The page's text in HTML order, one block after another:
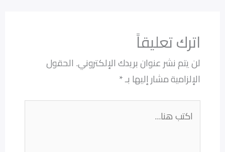
اترك تعليقاً
لن يتم نشر عنوان بريدك الإلكتروني. الحقول
الإلزامية مشار إليها بـ*
هنا...